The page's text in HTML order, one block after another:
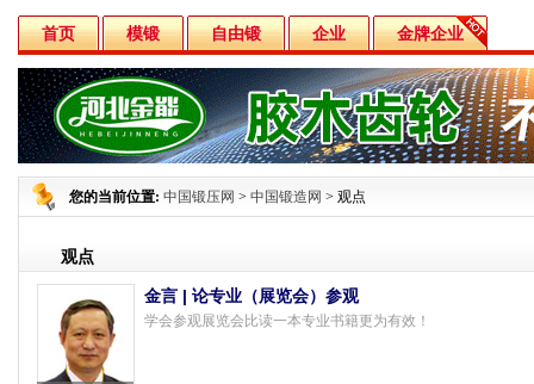
首页 模锻 自由锻 企业 金牌企业
您的当前位置: 中国锻压网 > 中国锻造网 > 观点
观点
金言 | 论专业（展览会）参观
学会参观展览会比读一本专业书籍更为有效！